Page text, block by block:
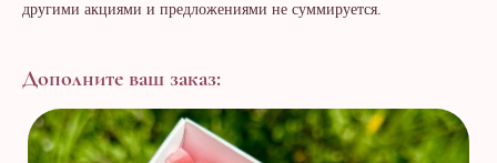
другими акциями и предложениями не суммируется.
Дополните ваш заказ: